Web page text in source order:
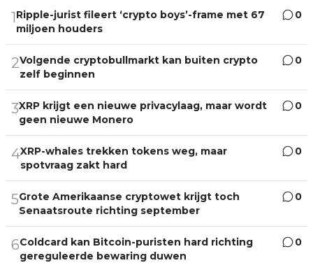
1Ripple-jurist fileert ‘crypto boys’-frame met 67
miljoen houders
0
2Volgende cryptobullmarkt kan buiten crypto
zelf beginnen
0
3XRP krijgt een nieuwe privacylaag, maar wordt
geen nieuwe Monero
0
4XRP-whales trekken tokens weg, maar
spotvraag zakt hard
0
5Grote Amerikaanse cryptowet krijgt toch
Senaatsroute richting september
0
6Coldcard kan Bitcoin-puristen hard richting
gereguleerde bewaring duwen
0